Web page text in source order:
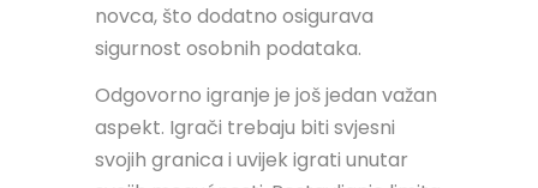
novca, što dodatno osigurava
sigurnost osobnih podataka.
Odgovorno igranje je još jedan važan
aspekt. Igrači trebaju biti svjesni
svojih granica i uvijek igrati unutar